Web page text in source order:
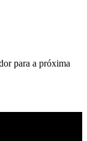
para a próxima